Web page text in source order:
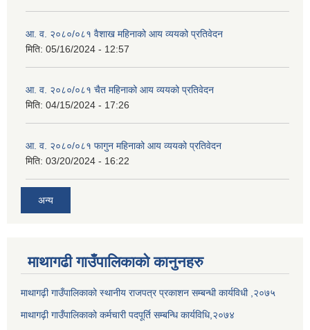
आ. व. २०८०/०८१ वैशाख महिनाको आय व्ययको प्रतिवेदन
मिति: 05/16/2024 - 12:57
आ. व. २०८०/०८१ चैत महिनाको आय व्ययको प्रतिवेदन
मिति: 04/15/2024 - 17:26
आ. व. २०८०/०८१ फागुन महिनाको आय व्ययको प्रतिवेदन
मिति: 03/20/2024 - 16:22
अन्य
माथागढी गाउँपालिकाको कानुनहरु
माथागढ़ी गाउँपालिकाको स्थानीय राजपत्र प्रकाशन सम्बन्धी कार्यविधी ,२०७५
माथागढ़ी गाउँपालिकाको कर्मचारी पदपूर्ति सम्बन्धि कार्यविधि,२०७४